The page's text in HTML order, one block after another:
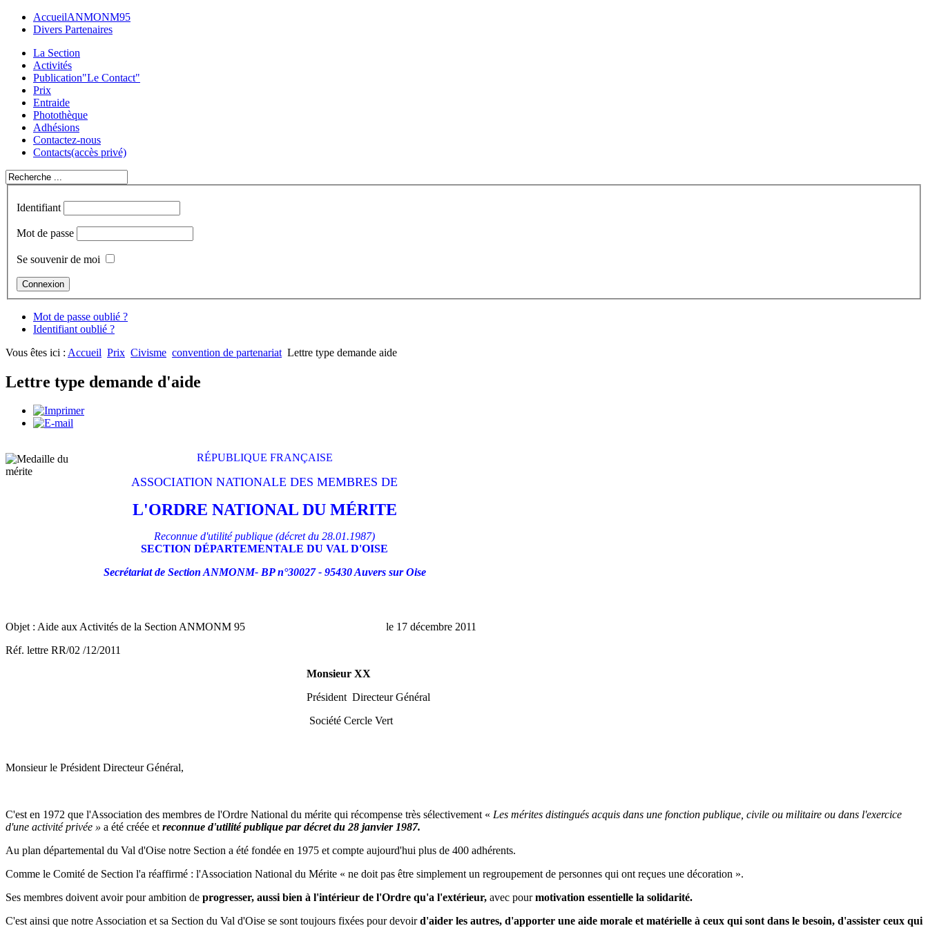
AccueilANMONM95
Divers Partenaires
La Section
Activités
Publication"Le Contact"
Prix
Entraide
Photothèque
Adhésions
Contactez-nous
Contacts(accès privé)
Identifiant
Mot de passe
Se souvenir de moi
Mot de passe oublié ?
Identifiant oublié ?
Vous êtes ici : Accueil Prix Civisme convention de partenariat Lettre type demande aide
Lettre type demande d'aide
RÉPUBLIQUE FRANÇAISE
ASSOCIATION NATIONALE DES MEMBRES DE
L'ORDRE NATIONAL DU MÉRITE
Reconnue d'utilité publique (décret du 28.01.1987)
SECTION DÉPARTEMENTALE DU VAL D'OISE
Secrétariat de Section ANMONM- BPn°30027 - 95430 Auvers sur Oise
Objet : Aide aux Activités de la Section ANMONM 95 le 17 décembre 2011
Réf. lettre RR/02 /12/2011
Monsieur XX
Président Directeur Général
Société Cercle Vert
Monsieur le Président Directeur Général,
C'est en 1972 que l'Association des membres de l'Ordre National du mérite qui récompense très sélectivement « Les mérites distingués acquis dans une fonction publique, civile ou militaire ou dans l'exercice
d'une activité privée » a été créée etreconnue d'utilité publique par décret du 28 janvier1987.
Au plan départemental du Val d'Oise notre Section a été fondée en 1975 et compte aujourd'hui plus de 400 adhérents.
Comme le Comité de Section l'a réaffirmé : l'Association National du Mérite « ne doit pas être simplement un regroupement de personnes qui ont reçues une décoration ».
Ses membres doivent avoir pour ambition de progresser, aussi bien à l'intérieur de l'Ordre qu'a l'extérieur, avec pourmotivation essentielle la solidarité.
C'est ainsi que notre Association et sa Section du Val d'Oise se sont toujours fixées pour devoird'aider les autres, d'apporter une aide morale et matérielle à ceux qui sont dans le besoin, d'assister ceux qui